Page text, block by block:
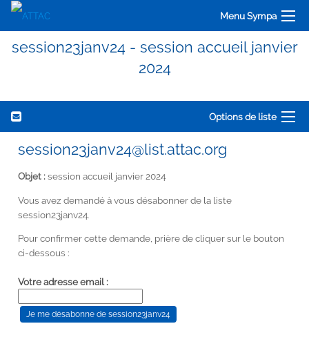
Menu Sympa
session23janv24 - session accueil janvier
2024
Options de liste
session23janv24@list.attac.org
Objet :session accueil janvier 2024
Vous avez demandé à vous désabonner de la liste
session23janv24.
Pour confirmer cette demande, prière de cliquer sur le bouton
ci-dessous :
Votre adresse email :